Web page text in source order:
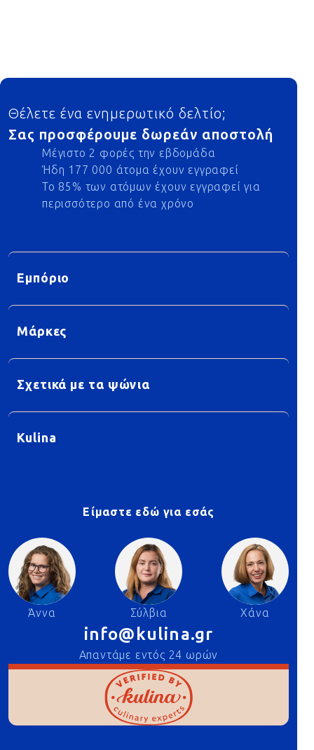
Footer
Θέλετε ένα ενημερωτικό δελτίο;
Σας προσφέρουμε δωρεάν αποστολή
Μέγιστο 2 φορές την εβδομάδα
Ήδη 177 000 άτομα έχουν εγγραφεί
Το 85% των ατόμων έχουν εγγραφεί για
περισσότερο από ένα χρόνο
Εμπόριο
Μάρκες
Σχετικά με τα ψώνια
Kulina
Είμαστε εδώ για εσάς
Άννα Σύλβια Χάνα
info@kulina.gr
Απαντάμε εντός 24 ωρών